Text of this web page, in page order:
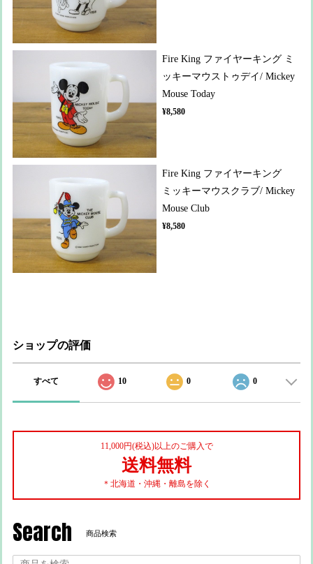
Fire King ファイヤーキング ミ
ッキーマウストゥデイ/ Mickey
Mouse Today
¥8,580
Fire King ファイヤーキング
ミッキーマウスクラブ/ Mickey
Mouse Club
¥8,580
ショップの評価
すべて 10 0 0
11,000円(税込)以上のご購入で
送料無料
＊北海道・沖縄・離島を除く
Search 商品検索